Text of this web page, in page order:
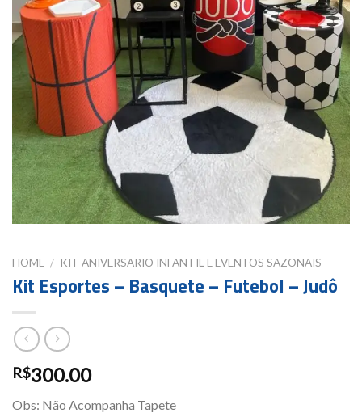
HOME / KIT ANIVERSARIO INFANTIL E EVENTOS SAZONAIS
Kit Esportes – Basquete – Futebol – Judô
R$300.00
Obs: Não Acompanha Tapete